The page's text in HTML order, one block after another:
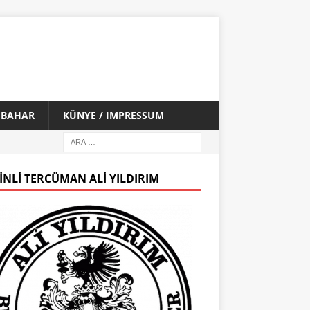
KÜNYE / IMPRESSUM
TERCÜMAN ALI YILDIRIM